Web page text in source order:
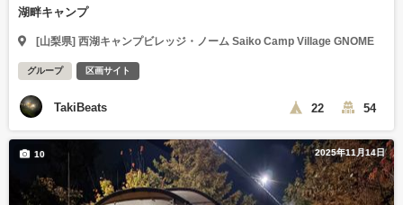
湖畔キャンプ
[山梨県] 西湖キャンプビレッジ・ノーム Saiko Camp Village GNOME
グループ 区画サイト
TakiBeats 22 54
2025年11月14日
10